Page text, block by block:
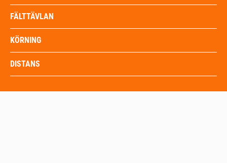
FÄLTTÄVLAN
KÖRNING
DISTANS